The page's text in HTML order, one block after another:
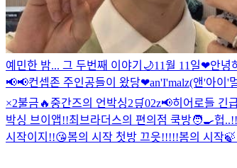
예민한 밤... 그 두번째 이야기🌙11월 11일❤안녕
📢📢컨셉존 주인공들이 왔당❤an'I'malz(앤'아이'
×2불금🔥중간즈의 언박싱2🛒02z📢히어로들 긴
박싱 브이앱!!최브라더스의 편의점 쿡방🧑‍🍳헙
시작이지!!😘봄의 시작 첫방 끄읏!!!!!봄의 시작🍃